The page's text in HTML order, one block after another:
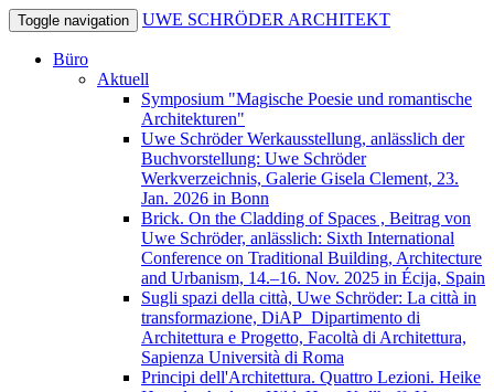
Toggle navigation UWE SCHRÖDER ARCHITEKT
Büro
Aktuell
Symposium "Magische Poesie und romantische
Architekturen"
Uwe Schröder Werkausstellung, anlässlich der
Buchvorstellung: Uwe Schröder
Werkverzeichnis, Galerie Gisela Clement, 23.
Jan. 2026 in Bonn
Brick. On the Cladding of Spaces , Beitrag von
Uwe Schröder, anlässlich: Sixth International
Conference on Traditional Building, Architecture
and Urbanism, 14.–16. Nov. 2025 in Écija, Spain
Sugli spazi della città, Uwe Schröder: La città in
transformazione, DiAP_Dipartimento di
Architettura e Progetto, Facoltà di Architettura,
Sapienza Università di Roma
Principi dell'Architettura. Quattro Lezioni. Heike